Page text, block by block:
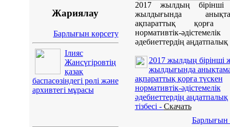
Жариялау
Барлығын көрсету
Ілияс
Жансүгіровтің
қазақ
баспасөзіндегі рөлі және
архивтегі мұрасы
2017 жылдың бірінші
жылдығында
ақпараттық қорға
нормативтік-әдістемелік
әдебиеттердің аңдатпалық
2017 жылдың бірінші
жылдығында
ақпараттық қорға түскен
нормативтік-әдістемелік
әдебиеттердің аңдатпалық
тізбесі - Скачать
Барлығын